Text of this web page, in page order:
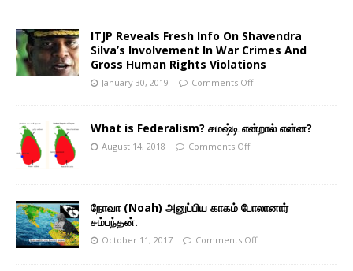
ITJP Reveals Fresh Info On Shavendra
Silva’s Involvement In War Crimes And
Gross Human Rights Violations
January 30, 2019 Comments Off
What is Federalism? சமஷ்டி என்றால் என்ன?
August 14, 2018 Comments Off
நோவா (Noah) அனுப்பிய காகம் போலானார்
சம்பந்தன்.
October 11, 2017 Comments Off